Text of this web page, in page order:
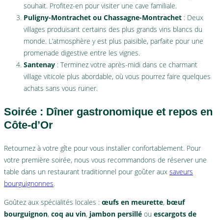
souhait. Profitez-en pour visiter une cave familiale.
Puligny-Montrachet ou Chassagne-Montrachet : Deux
villages produisant certains des plus grands vins blancs du
monde. L’atmosphère y est plus paisible, parfaite pour une
promenade digestive entre les vignes.
Santenay : Terminez votre après-midi dans ce charmant
village viticole plus abordable, où vous pourrez faire quelques
achats sans vous ruiner.
Soirée : Dîner gastronomique et repos en
Côte-d’Or
Retournez à votre gîte pour vous installer confortablement. Pour
votre première soirée, nous vous recommandons de réserver une
table dans un restaurant traditionnel pour goûter aux saveurs
bourguignonnes.
Goûtez aux spécialités locales : œufs en meurette, bœuf
bourguignon, coq au vin, jambon persillé ou escargots de